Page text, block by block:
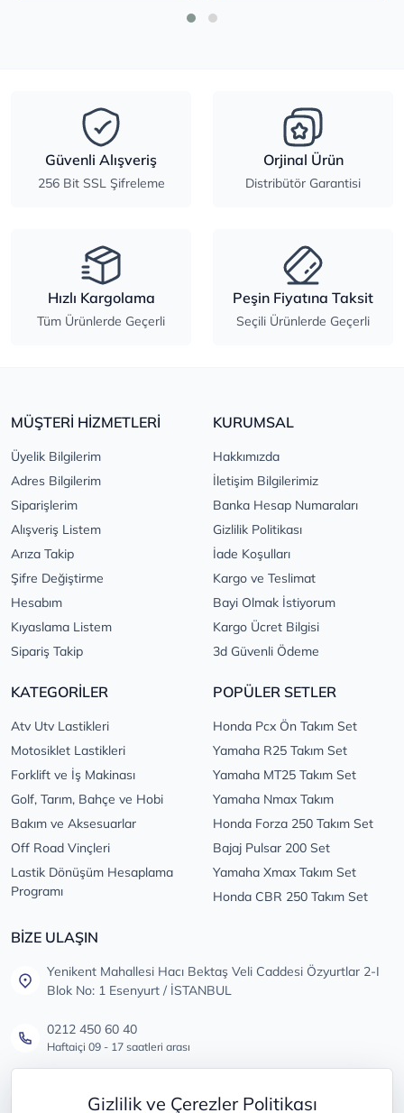
Gizlilik ve Çerezler Politikası
Güvenli Alışveriş
256 Bit SSL Şifreleme
Orjinal Ürün
Distribütör Garantisi
Hızlı Kargolama
Tüm Ürünlerde Geçerli
Peşin Fiyatına Taksit
Seçili Ürünlerde Geçerli
MÜŞTERİ HİZMETLERİ
Üyelik Bilgilerim
Adres Bilgilerim
Siparişlerim
Alışveriş Listem
Arıza Takip
Şifre Değiştirme
Hesabım
Kıyaslama Listem
Sipariş Takip
KURUMSAL
Hakkımızda
İletişim Bilgilerimiz
Banka Hesap Numaraları
Gizlilik Politikası
İade Koşulları
Kargo ve Teslimat
Bayi Olmak İstiyorum
Kargo Ücret Bilgisi
3d Güvenli Ödeme
KATEGORİLER
Atv Utv Lastikleri
Motosiklet Lastikleri
Forklift ve İş Makinası
Golf, Tarım, Bahçe ve Hobi
Bakım ve Aksesuarlar
Off Road Vinçleri
Lastik Dönüşüm Hesaplama
Programı
POPÜLER SETLER
Honda Pcx Ön Takım Set
Yamaha R25 Takım Set
Yamaha MT25 Takım Set
Yamaha Nmax Takım
Honda Forza 250 Takım Set
Bajaj Pulsar 200 Set
Yamaha Xmax Takım Set
Honda CBR 250 Takım Set
BİZE ULAŞIN
Yenikent Mahallesi Hacı Bektaş Veli Caddesi Özyurtlar 2-I
Blok No: 1 Esenyurt / İSTANBUL
0212 450 60 40
Haftaiçi 09 - 17 saatleri arası
Tüm öneri ve şikayetleriniz için